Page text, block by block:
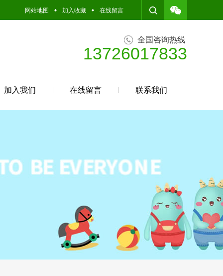
网站地图 加入收藏 在线留言
全国咨询热线
13726017833
加入我们 在线留言 联系我们